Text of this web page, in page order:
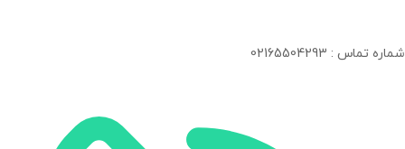
شماره تماس : 02165504293